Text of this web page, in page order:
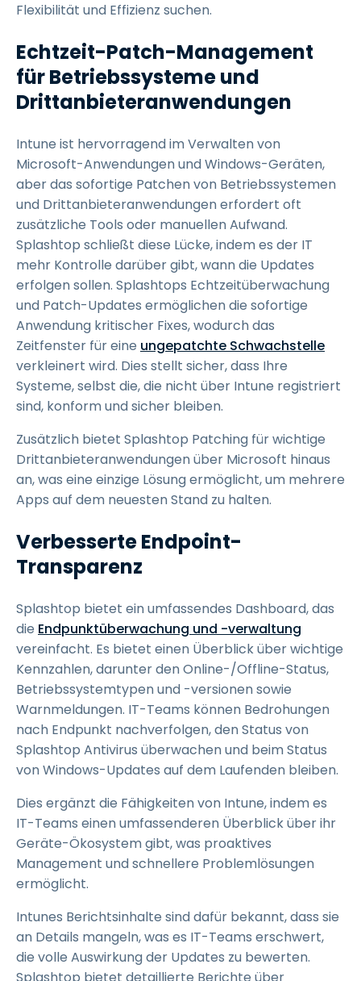
Flexibilität und Effizienz suchen.
Echtzeit-Patch-Management
für Betriebssysteme und
Drittanbieteranwendungen
Intune ist hervorragend im Verwalten von
Microsoft-Anwendungen und Windows-Geräten,
aber das sofortige Patchen von Betriebssystemen
und Drittanbieteranwendungen erfordert oft
zusätzliche Tools oder manuellen Aufwand.
Splashtop schließt diese Lücke, indem es der IT
mehr Kontrolle darüber gibt, wann die Updates
erfolgen sollen. Splashtops Echtzeitüberwachung
und Patch-Updates ermöglichen die sofortige
Anwendung kritischer Fixes, wodurch das
Zeitfenster für eine ungepatchte Schwachstelle
verkleinert wird. Dies stellt sicher, dass Ihre
Systeme, selbst die, die nicht über Intune registriert
sind, konform und sicher bleiben.
Zusätzlich bietet Splashtop Patching für wichtige
Drittanbieteranwendungen über Microsoft hinaus
an, was eine einzige Lösung ermöglicht, um mehrere
Apps auf dem neuesten Stand zu halten.
Verbesserte Endpoint-
Transparenz
Splashtop bietet ein umfassendes Dashboard, das
die Endpunktüberwachung und -verwaltung
vereinfacht. Es bietet einen Überblick über wichtige
Kennzahlen, darunter den Online-/Offline-Status,
Betriebssystemtypen und -versionen sowie
Warnmeldungen. IT-Teams können Bedrohungen
nach Endpunkt nachverfolgen, den Status von
Splashtop Antivirus überwachen und beim Status
von Windows-Updates auf dem Laufenden bleiben.
Dies ergänzt die Fähigkeiten von Intune, indem es
IT-Teams einen umfassenderen Überblick über ihr
Geräte-Ökosystem gibt, was proaktives
Management und schnellere Problemlösungen
ermöglicht.
Intunes Berichtsinhalte sind dafür bekannt, dass sie
an Details mangeln, was es IT-Teams erschwert,
die volle Auswirkung der Updates zu bewerten.